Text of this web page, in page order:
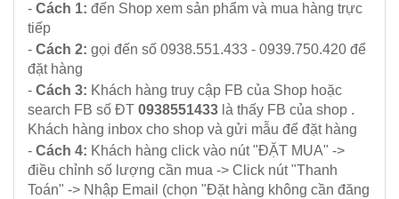
- Cách 1: đến Shop xem sản phẩm và mua hàng trực
tiếp
- Cách 2: gọi đến số 0938.551.433 - 0939.750.420 để
đặt hàng
- Cách 3: Khách hàng truy cập FB của Shop hoặc
search FB số ĐT 0938551433 là thấy FB của shop .
Khách hàng inbox cho shop và gửi mẫu để đặt hàng
- Cách 4: Khách hàng click vào nút "ĐẶT MUA" ->
điều chỉnh số lượng cần mua -> Click nút "Thanh
Toán" -> Nhập Email (chọn "Đặt hàng không cần đăng